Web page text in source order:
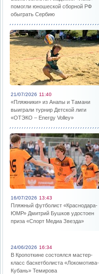
помогли юношеской сборной РФ
обыграть Сербию
21/07/2026 11:40
«Пляжники» из Анапы и Тамани
выиграли турнир Детской лиги
«ОТЭКО – Energy Volley»
16/07/2026 13:43
Пляжный футболист «Краснодара-
ЮМР» Дмитрий Бушков удостоен
приза «Спорт Медиа Звезда»
24/06/2026 16:34
В Кропоткине состоялся мастер-
класс баскетболиста «Локомотива-
Кубань» Темирова